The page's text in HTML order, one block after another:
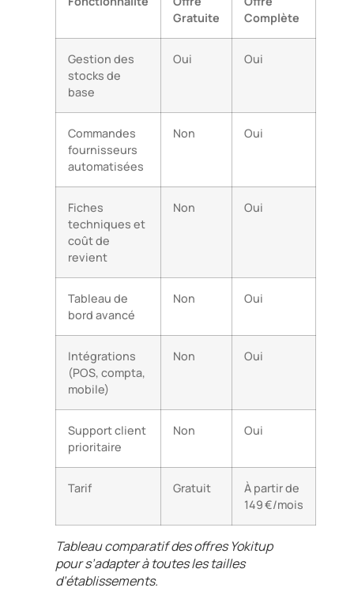
Gratuite
Complète
Gestion des
stocks de
base
Oui Oui
Commandes
fournisseurs
automatisées
Non Oui
Fiches
techniques et
coût de
revient
Non Oui
Tableau de
bord avancé
Non Oui
Intégrations
(POS, compta,
mobile)
Non Oui
Support client
prioritaire
Non Oui
Tarif Gratuit
À partir de
149 €/mois
Tableau comparatif des offres Yokitup
pour s’adapter à toutes les tailles
d’établissements.